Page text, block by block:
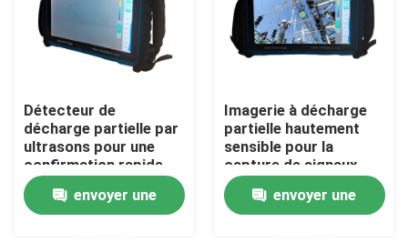
À la maison
Produits
Détecteur de
décharge partielle par
ultrasons pour une
confirmation rapide
des résultats du
champ envoyer une
Imagerie à décharge
partielle hautement
sensible pour la
capture de signaux
faibles
envoyer une